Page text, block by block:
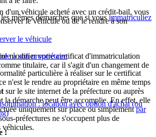
mêmes démarches que si vousimmatriculiez
d'un véhicule acheté avec un crédit-bail, vous
le véhicule ou de le rendre à son
le véhicule
modifier votre certificat d'immatriculation
titulaire, car il s'agit d'un changement de
sur le site internet de la préfecture ou auprès
la démarche peut être accomplie. En effet, elle
uniquement sur place ou simplementpar
préfectures ne s'occupent plus de
à son propriétaire
particulière à réaliser sur le certificat
n'est le rendre au propriétaire en même temps
: location avec option d'achat (ou
!